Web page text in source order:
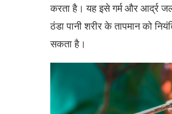
करता है। यह इसे गर्म और आर्द्र
ठंडा पानी शरीर के तापमान को
सकता है।